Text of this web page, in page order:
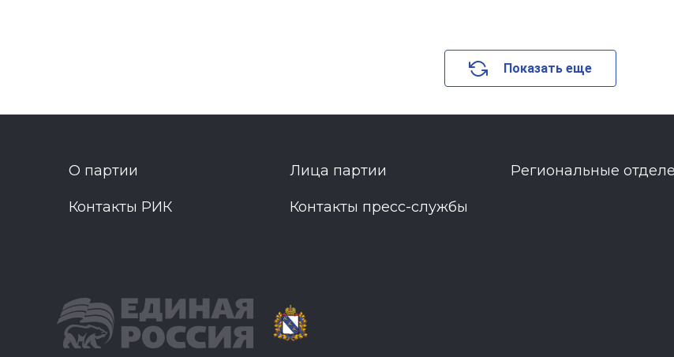
Показать еще
О партии Лица партии Региональные
Контакты РИК Контакты пресс-службы